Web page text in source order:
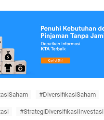
#DiversifikasiSaham
#StrategiDiversifikasiInvestasi